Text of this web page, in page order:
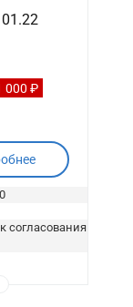
000 ₽
согласования